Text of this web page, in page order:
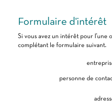
Formulaire d'intérêt
Si vous avez un intérêt pour l'une
complétant le formulaire suivant.
personne de